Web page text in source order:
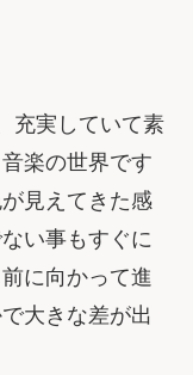
充実していて素
楽の世界です
見えてきた感
い事もすぐに
に向かって進
大きな差が出